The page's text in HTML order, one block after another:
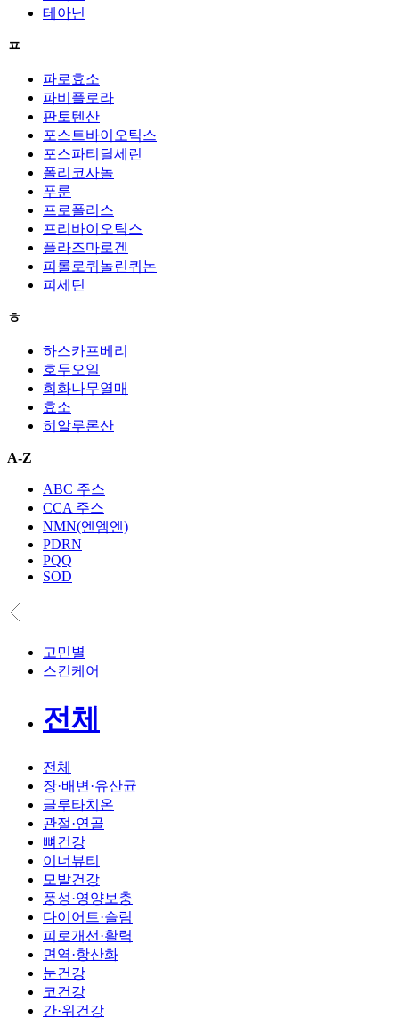
테아닌
ㅍ
파로효소
파비플로라
판토텐산
포스트바이오틱스
포스파티딜세린
폴리코사놀
푸룬
프로폴리스
프리바이오틱스
플라즈마로겐
피롤로퀴놀린퀴논
피세틴
ㅎ
하스카프베리
호두오일
회화나무열매
효소
히알루론산
A-Z
ABC 주스
CCA 주스
NMN(엔엠엔)
PDRN
PQQ
SOD
고민별
스킨케어
전체
전체
장·배변·유산균
글루타치온
관절·연골
뼈건강
이너뷰티
모발건강
풍성·영양보충
다이어트·슬림
피로개선·활력
면역·항산화
눈건강
코건강
간·위건강